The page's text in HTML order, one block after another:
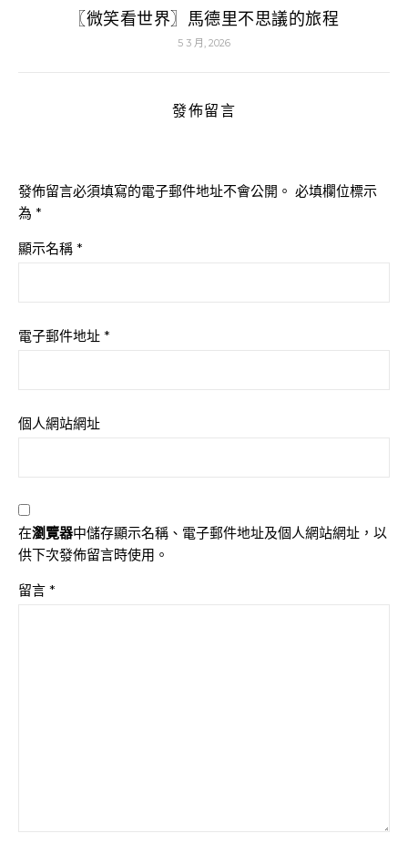
〖微笑看世界〗馬德里不思議的旅程
5 3 月, 2026
發佈留言
發佈留言必須填寫的電子郵件地址不會公開。 必填欄位標示
為 *
顯示名稱 *
電子郵件地址 *
個人網站網址
在瀏覽器中儲存顯示名稱、電子郵件地址及個人網站網址，以
供下次發佈留言時使用。
留言 *